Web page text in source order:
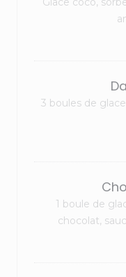
3 boules de
1 boule de
chocolat,